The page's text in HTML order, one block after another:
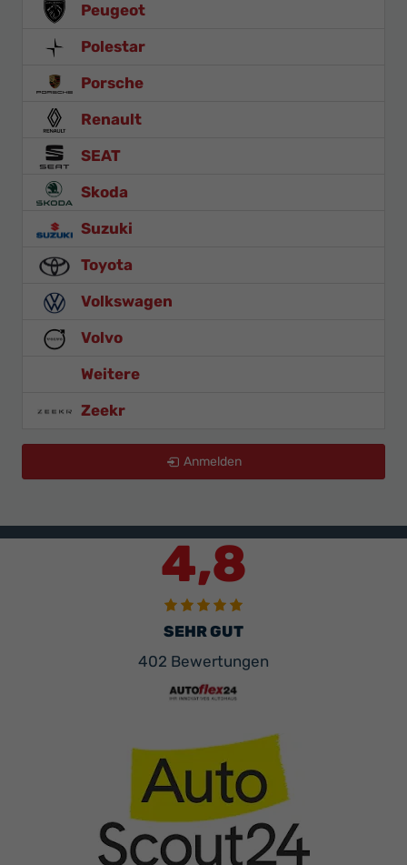
Peugeot
Polestar
Porsche
Renault
SEAT
Skoda
Suzuki
Toyota
Volkswagen
Volvo
Weitere
Zeekr
Anmelden
4,8
SEHR GUT
402 Bewertungen